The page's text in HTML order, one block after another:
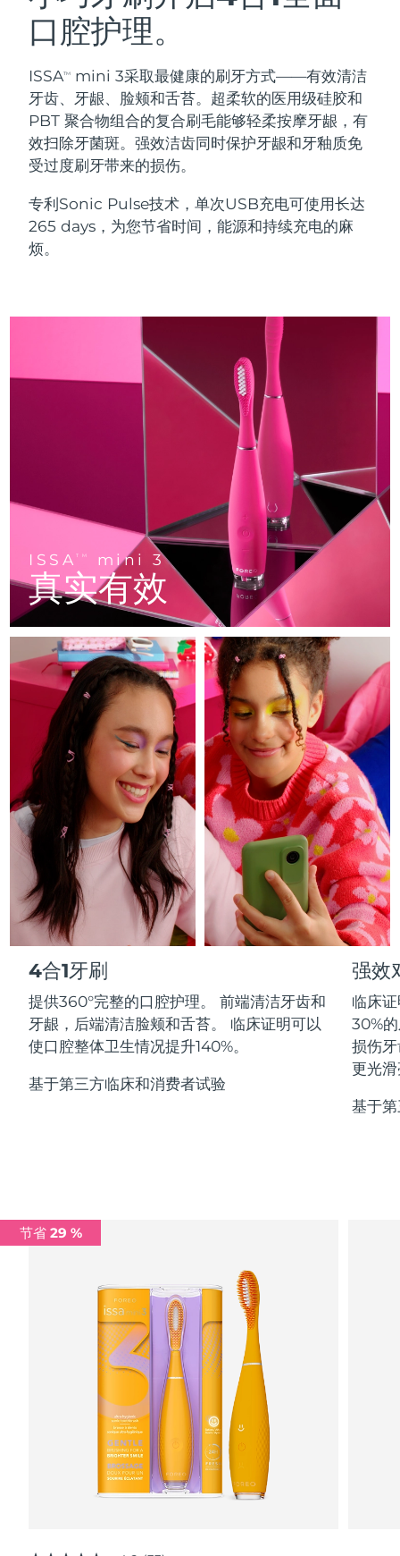
口腔护理。
ISSATM
mini 3采取最健康的刷牙方式——有效清洁
牙齿、牙龈、脸颊和舌苔。超柔软的医用级硅胶和
PBT 聚合物组合的复合刷毛能够轻柔按摩牙龈，有
效扫除牙菌斑。强效洁齿同时保护牙龈和牙釉质免
受过度刷牙带来的损伤。
专利Sonic Pulse技术，单次USB充电可使用长达
265 days，为您节省时间，能源和持续充电的麻
烦。
ISSATM mini 3
真实有效
4合1牙刷
提供360°完整的口腔护理。 前端清洁牙齿和
牙龈，后端清洁脸颊和舌苔。 临床证明可以
使口腔整体卫生情况提升140%。
基于第三方临床和消费者试验
强效
临床
30%
损伤
更光
基于
节省 29 %
LUNA™ 4 套装
Anti-aging massage
Massage, LED heating
LUNA™ 4 mini
For young skin, T-zone
For travel or gym bag
LUNA™ 护肤
Premium cleansers & balm
LUNA™ 设备
All facial cleansing devices
BEAR™ 2 套装
Microcurrent toning
Microcurrent toning on-the-go
面部提拉护理
Premium anti-aging skincare
All premium facelift devices
补水保湿
UFO™ 3 套装
Deep facial hydration
device
UFO™ 3 mini
Red light therapy device for young skin
UFO™ 3 go
Portable red light therapy
面膜
Rejuvenation & hydration
UFO™ 设备
All deep facial hydration devices
issa™ 4
Hybrid silicone sonic toothbrush
Smart hybrid silicone sonic toothbrush
issa™ 4 smile
Hybrid silicone sonic toothbrush
issa™ 4 baby
For ages 0-3
issa™ Teeth Whitening Set
Dual LED + sonic device & 18% PAP gel
ISSA™ 设备
All silicone sonic toothbrushes
FAQ™ 抗老护理
FAQ™ 101
Clinical anti-aging
Advanced clinical anti-aging
FAQ™ 103
Luxurious clinical anti-aging set
FAQ™ P1 Primer
Manuka honey primer
FAQ™护肤品
All FAQ™ skincare
FAQ™产品
All anti-aging treatments
LED治疗
FAQ™ 201
LED mask
LED mask
FAQ™ 211
Anti-aging neck & décolleté LED mask
FAQ™ 221
Anti-aging LED hand mask
FAQ™护肤品
All FAQ™ skincare
FAQ™产品
All LED treatments
FAQ™ 301
LED hair strengthening scalp massager
FAQ™ Scalp Serum
Scalp recovery probiotic serum
FAQ™护肤品
All FAQ™ skincare
FAQ™产品
All hair treatments
肌肤年轻化
NEW
FAQ™ 501
Full-Spectrum Red Light Therapy
FAQ™ 502
Full-Spectrum Red Light Therapy
FAQ™ Red Light Serum
FAQ™ skincare
All FAQ™ skincare
FAQ™ products
All toning treatments
专业治疗
PEACH™ 2 Pro Max
Professional IPL hair removal device
PEACH™ 2
IPL hair removal
PEACH™ 2 go
Travel-friendly IPL hair removal
PEACH™ Cooling Prep Gel
Cooling IPL hair removal gel
身体护理
BEAR™ 2 body
Microcurrent body toning
LUNA™ 4 body
Massaging body brush
SUPERCHARGED™ serum
Firming body serum
痘肌护理
ESPADA™ 2 plus
Recurring acne LED therapy
ESPADA™ 2
ESPADA™ Blemish Solution
Concentrated acne gel
眼部护理
BEAR™ 2 eyes & lips
Microcurrent line smoothing device
IRIS™ 2
眼部护肤
Advanced eye care treatment
毛孔护理
KIWI™ derma
Diamond microdermabrasion .
KIWI™
护发
LUNA™ 4 hair
FLIP™ play advanced
牙齿美白
NEW
issa™ Teeth Whitening Set
Dual LED + sonic device & 18% PAP gel
更多的
FOREO APP
巴林
比利时 预计送达日期 8/10/26
百慕大 预计送达日期8/16/26
波斯尼亚和黑塞哥维那 预计送达日期8/13/26
文莱
保加利亚 预计送达日期8/10/26
智利 预计送达日期8/14/26
预计送达日期
预计送达日期
预计送达日期
预计送达日期8/11/26
预计送达日期8/10/26
丹麦 预计送达日期
爱沙尼亚 预计送达日期
芬兰 预计送达日期8/10/26
预计送达日期 8/10/26
法属波利尼西亚 预计送达日期8/14/26
德国 预计送达日期8/10/26
直布罗陀 预计送达日期8/14/26
希腊 预计送达日期8/10/26
中国香港特别行政区 预计送达日期8/11/26
匈牙利 预计送达日期8/10/26
冰岛
印度尼西亚 预计送达日期 8/8/26
爱尔兰 8/10/26
8/12/26
日本
预计送达日期
哈萨克斯坦 预计送达日期
预计送达日期
预计送达日期
预计送达日期
预计送达日期